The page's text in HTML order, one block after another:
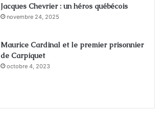
Jacques Chevrier : un héros québécois
novembre 24, 2025
Maurice Cardinal et le premier prisonnier
de Carpiquet
octobre 4, 2023